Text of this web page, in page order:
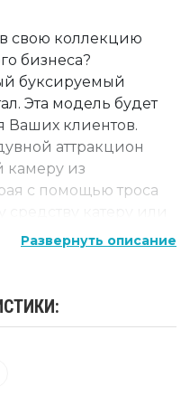
свою коллекцию
бизнеса?
буксируемый
Эта модель будет
Ваших клиентов.
аттракцион
камеру из
с помощью троса
пассажиров в
аппликации
эксплуатации.
аттракцион
Развернуть описание